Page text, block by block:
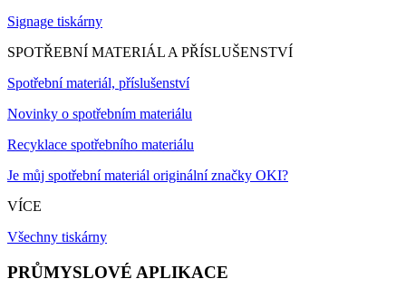
Signage tiskárny
SPOTŘEBNÍ MATERIÁL A PŘÍSLUŠENSTVÍ
Spotřební materiál, příslušenství
Novinky o spotřebním materiálu
Recyklace spotřebního materiálu
Je můj spotřební materiál originální značky OKI?
VÍCE
Všechny tiskárny
PRŮMYSLOVÉ APLIKACE